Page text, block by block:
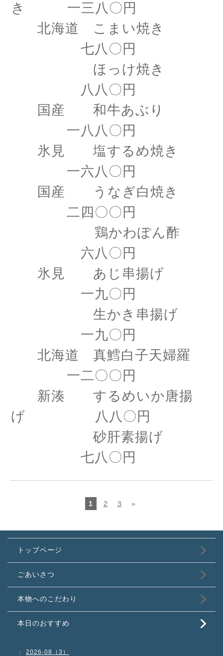
き 一三八〇円
北海道 こまい焼き
七八〇円
ほっけ焼き
八八〇円
国産 和牛あぶり
一八八〇円
氷見 塩するめ焼き
一六八〇円
国産 うなぎ白焼き
二四〇〇円
鶏かわぽん酢
六八〇円
氷見 あじ串揚げ
一九〇円
生かき串揚げ
一九〇円
北海道 真鱈白子天婦羅
一二〇〇円
新湊 するめいか唐揚
げ 八八〇円
砂肝素揚げ
七八〇円
1 2 3 »
トップページ
ごあいさつ
本物へのこだわり
本日のおすすめ
2026-08（3）